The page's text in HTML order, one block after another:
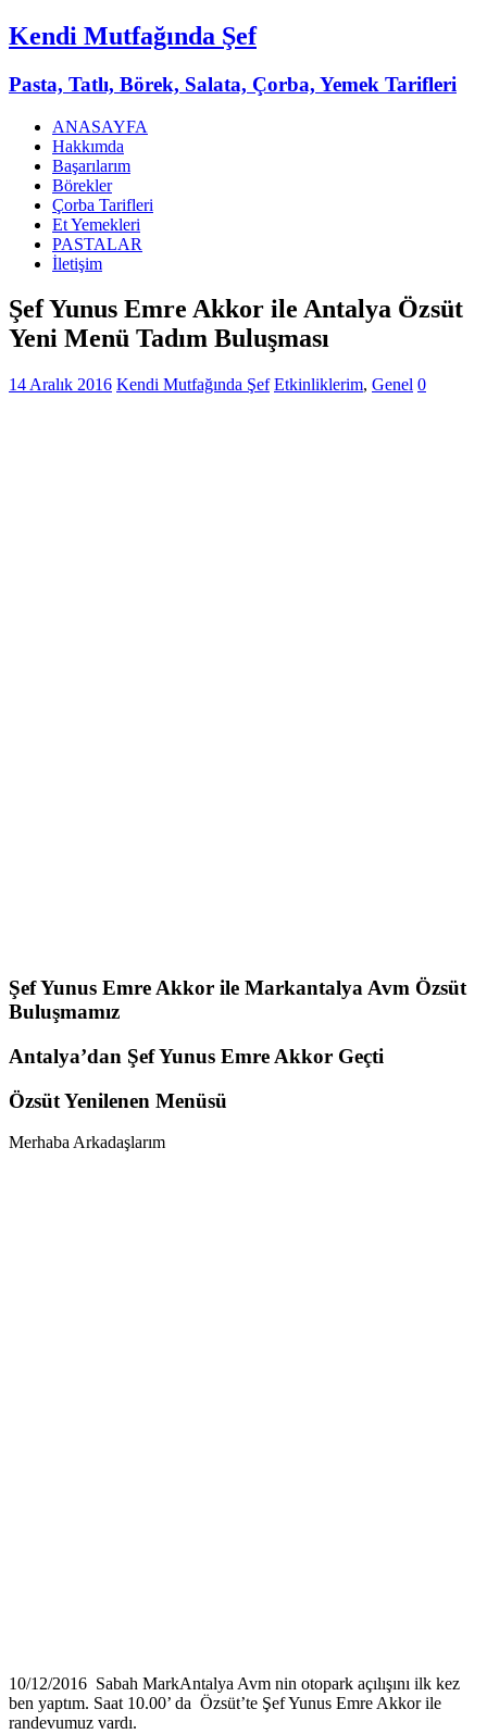
Kendi Mutfağında Şef
Pasta, Tatlı, Börek, Salata, Çorba, Yemek Tarifleri
ANASAYFA
Hakkımda
Başarılarım
Börekler
Çorba Tarifleri
Et Yemekleri
PASTALAR
İletişim
Şef Yunus Emre Akkor ile Antalya Özsüt
Yeni Menü Tadım Buluşması
14 Aralık 2016 Kendi Mutfağında Şef Etkinliklerim, Genel 0
Şef Yunus Emre Akkor ile Markantalya Avm Özsüt
Buluşmamız
Antalya’dan Şef Yunus Emre Akkor Geçti
Özsüt Yenilenen Menüsü
Merhaba Arkadaşlarım
10/12/2016 Sabah MarkAntalya Avm nin otopark açılışını ilk kez
ben yaptım. Saat 10.00’ da Özsüt’te Şef Yunus Emre Akkor ile
randevumuz vardı.